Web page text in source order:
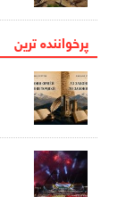
پرخواننده ترین